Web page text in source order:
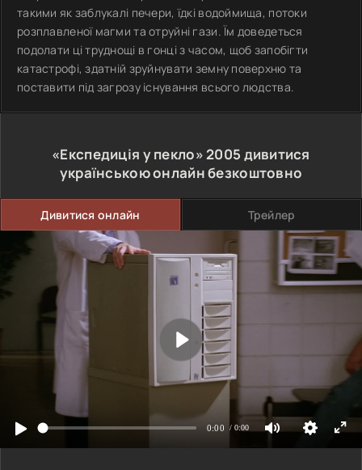
такими як заблукалі печери, їдкі водоймища, потоки
розплавленої магми та отруйні гази. Їм доведеться
подолати ці труднощі в гонці з часом, щоб запобігти
катастрофі, здатній зруйнувати земну поверхню та
поставити під загрозу існування всього людства.
«Експедиція у пекло»2005 дивитися
українською онлайн безкоштовно
Дивитися онлайн Трейлер